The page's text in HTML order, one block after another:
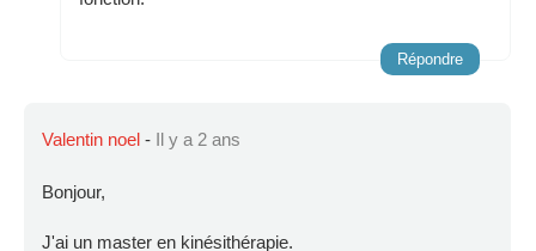
Répondre
Valentin noel - Il y a 2 ans
Bonjour,
J'ai un master en kinésithérapie.